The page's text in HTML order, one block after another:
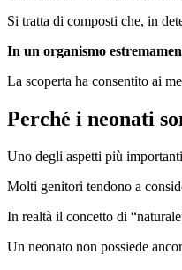
Si tratta di composti che, in
In un organismo
La scoperta ha consentito ai
Perché i neonati
Uno degli aspetti più
Molti genitori tendono a
In realtà il concetto di
Un neonato non possiede